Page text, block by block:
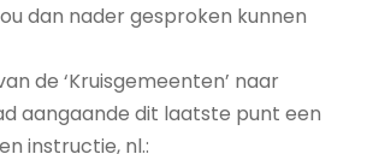
dan nader gesproken kunnen
de ‘Kruisgemeenten’ naar
aangaande dit laatste punt een
instructie, nl.: